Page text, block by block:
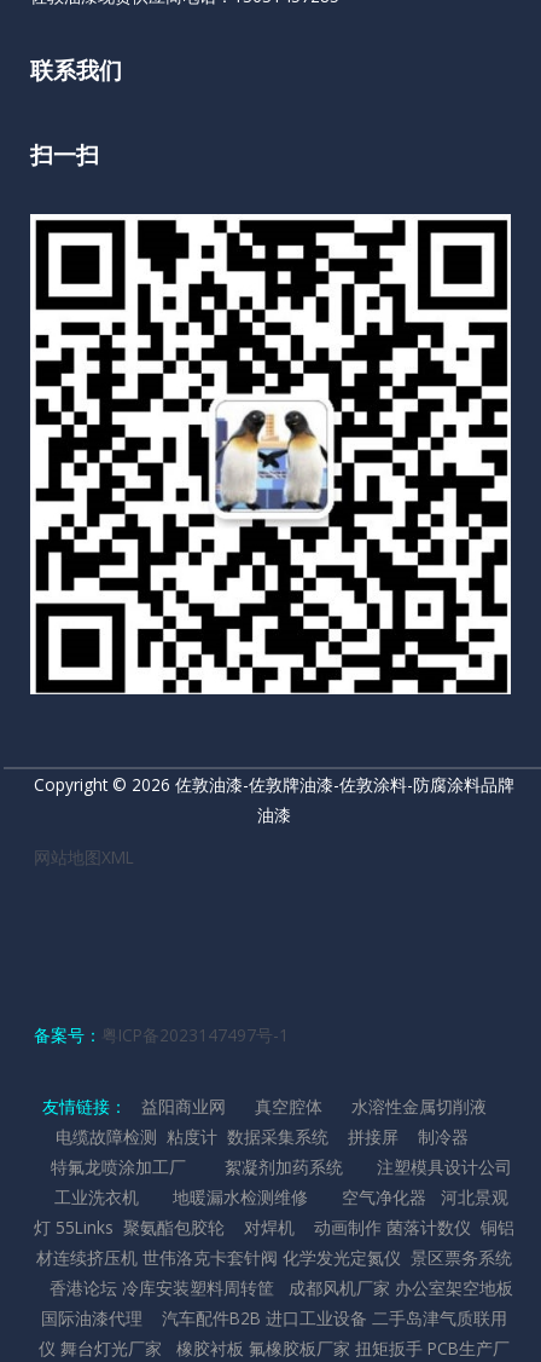
联系我们
扫一扫
Copyright © 2026 佐敦油漆-佐敦牌油漆-佐敦涂料-防腐涂料品牌
油漆
网站地图XML
备案号： 粤ICP备2023147497号-1
友情链接： 益阳商业网 真空腔体
水溶性金属切削液
电缆故障检测 粘度计 数据采集系统 拼接屏
制冷器
特氟龙喷涂加工厂
絮凝剂加药系统
注塑模具设计公司
工业洗衣机
地暖漏水检测维修 空气净化器
河北景观
灯 55Links 聚氨酯包胶轮 对焊机 动画制作 菌落计数仪 铜铝
材连续挤压机 世伟洛克卡套针阀 化学发光定氮仪 景区票务系统
香港论坛 冷库安装塑料周转筐 成都风机厂家 办公室架空地板
国际油漆代理
汽车配件B2B 进口工业设备 二手岛津气质联用
仪 舞台灯光厂家 橡胶衬板 氟橡胶板厂家 扭矩扳手 PCB生产厂